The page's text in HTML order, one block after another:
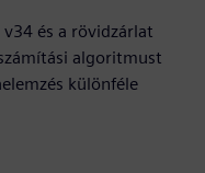
v34 és a rövidzárlat
algoritmust
különféle